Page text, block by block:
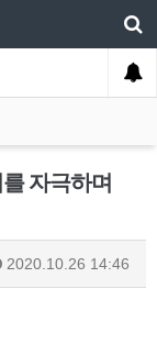
자극하며
2020.10.26 14:46